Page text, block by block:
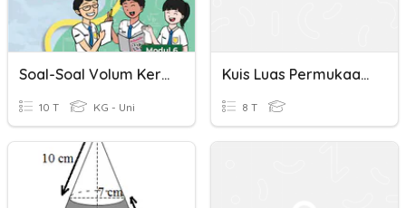
Soal-Soal Volum Kerucut
10 T KG - Uni
Kuis Luas Permukaan Dan Volume Kerucut
8 T